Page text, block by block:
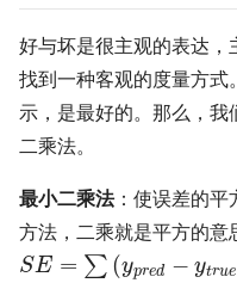
好与坏是很主观的表达，
找到一种客观的度量方式
示，是最好的。那么，
二乘法。
最小二乘法：使误差的平
方法，二乘就是平方的意
SE = ∑ (ypred − ytrue
SE= (yp r